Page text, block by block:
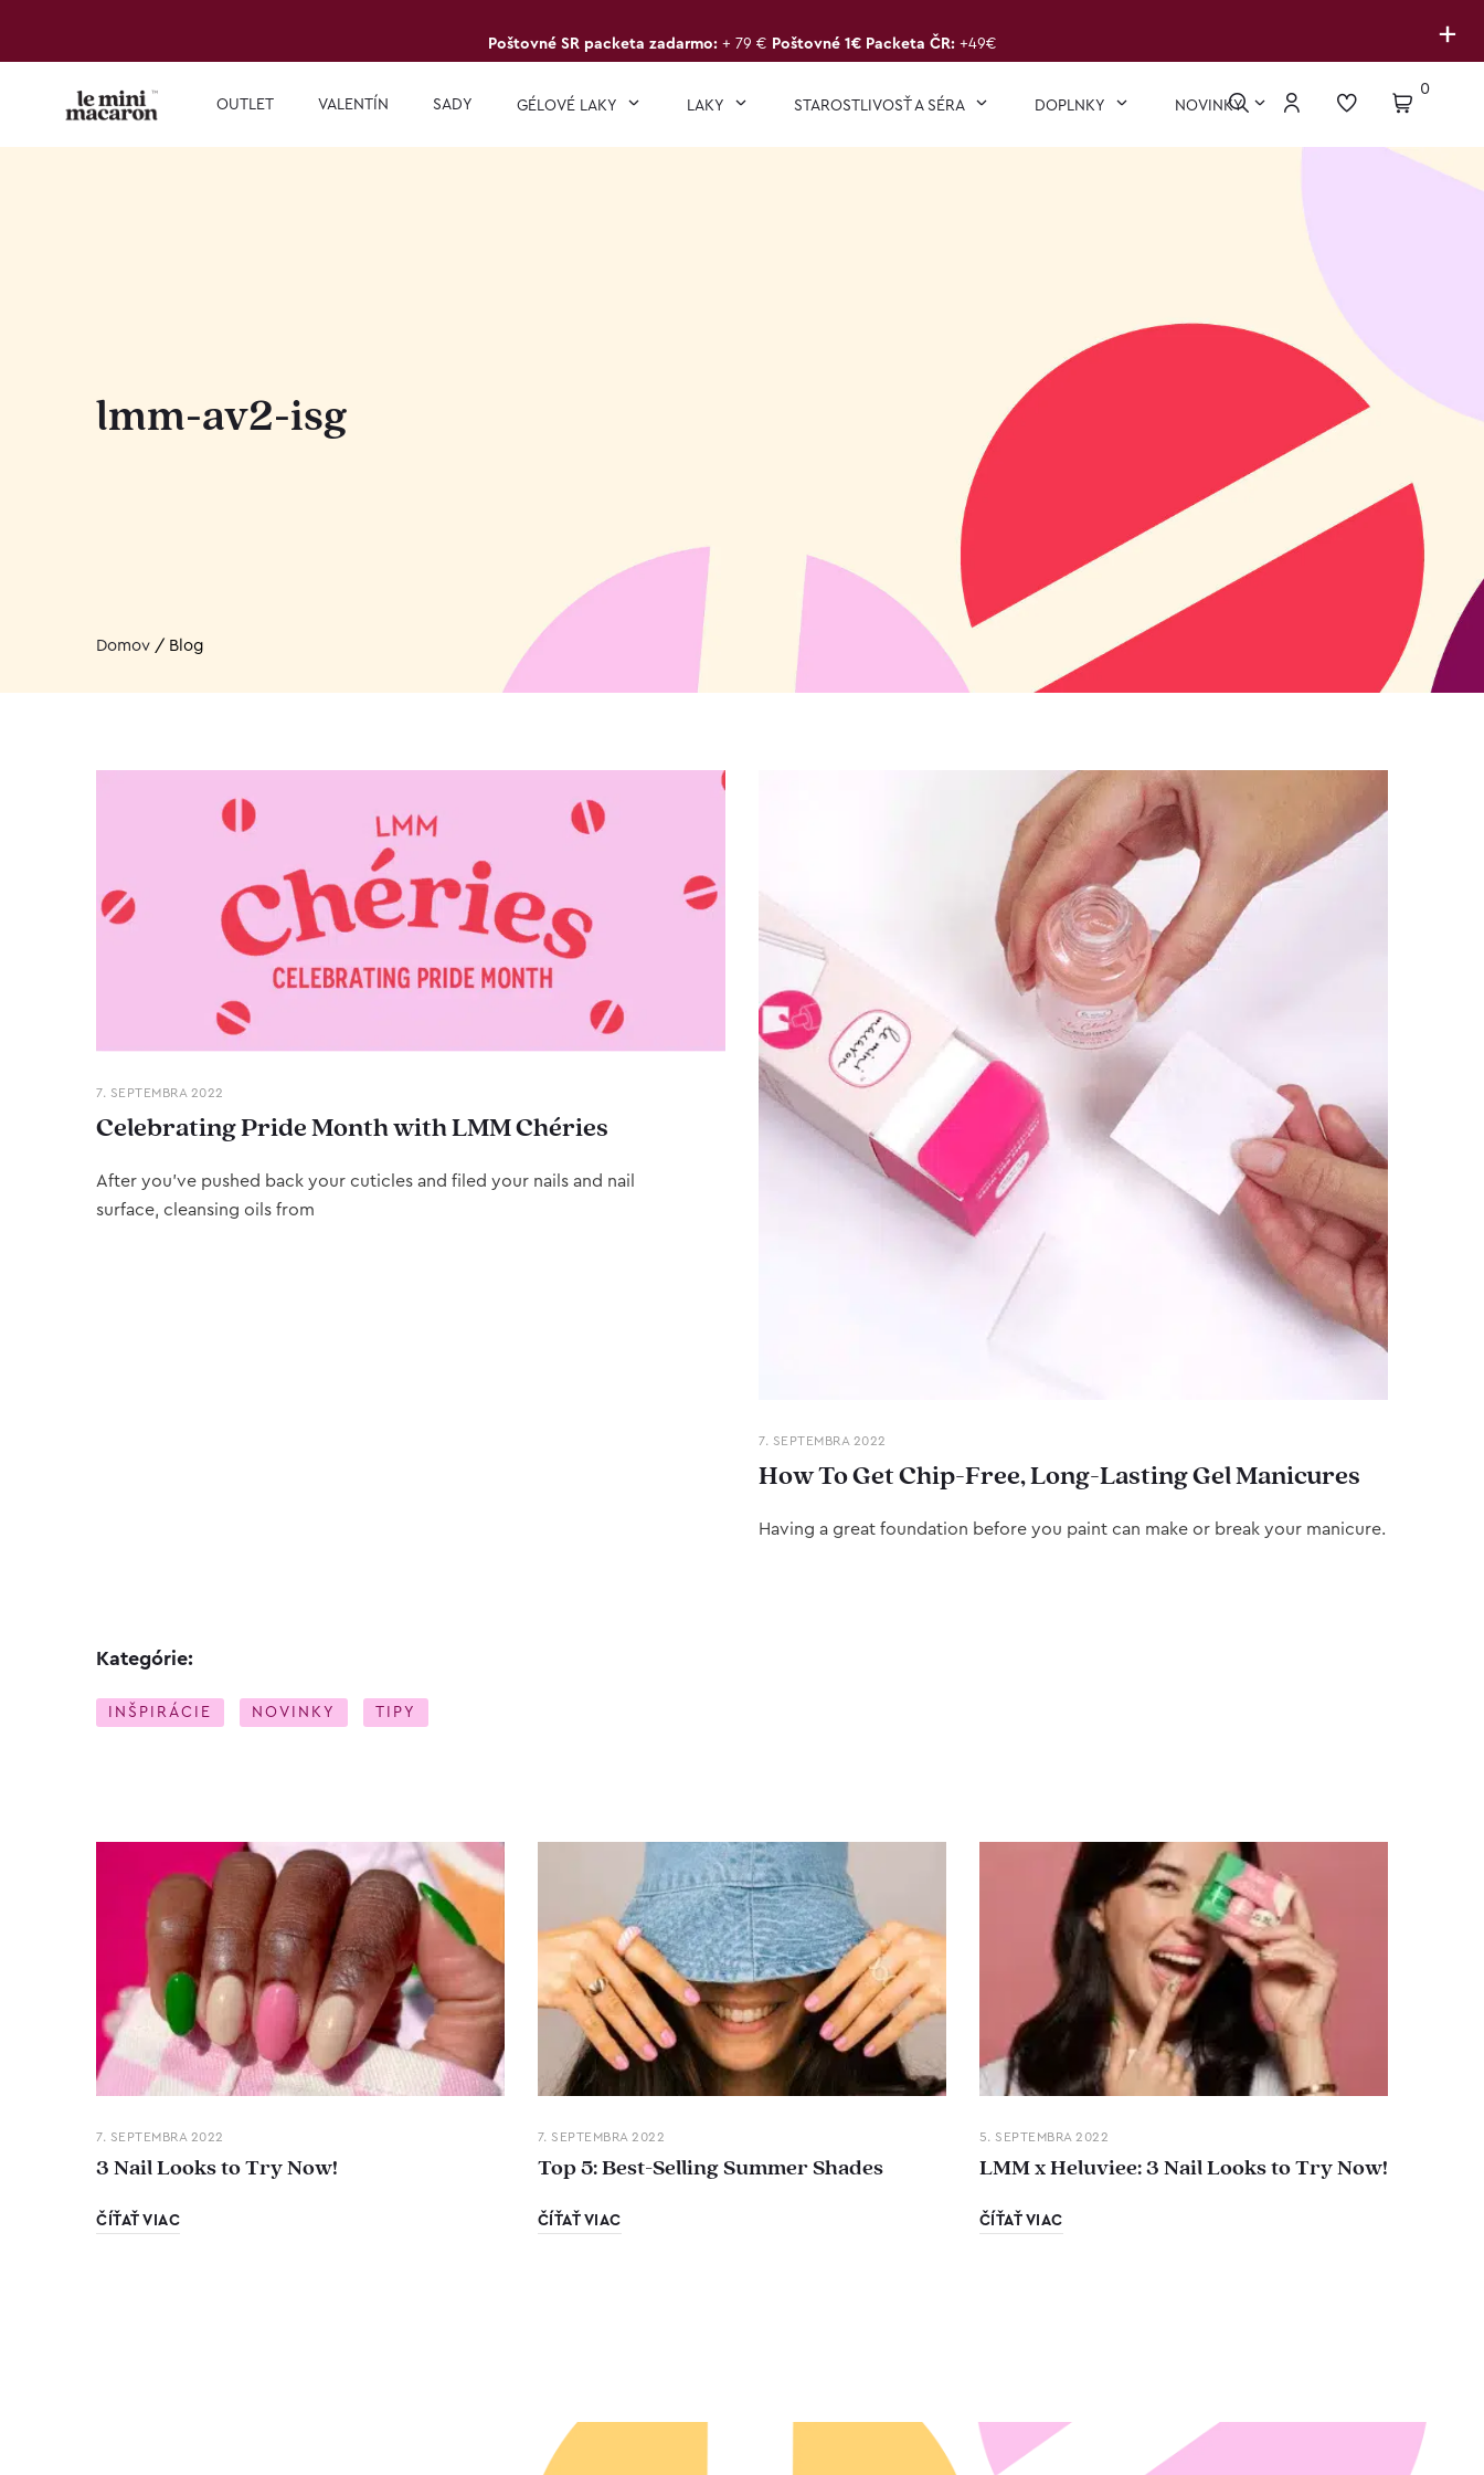
+
Poštovné SR packeta zadarmo: + 79 € Poštovné 1€ Packeta ČR: +49€
OUTLET VALENTÍN SADY GÉLOVÉ LAKY LAKY STAROSTLIVOSŤ A SÉRA DOPLNKY NOVINKY
0
lmm-av2-isg
Domov / Blog
7. SEPTEMBRA 2022
Celebrating Pride Month with LMM Chéries
After you’ve pushed back your cuticles and filed your nails and nail
surface, cleansing oils from
7. SEPTEMBRA 2022
How To Get Chip-Free, Long-Lasting Gel Manicures
Having a great foundation before you paint can make or break your manicure.
Kategórie:
INŠPIRÁCIE NOVINKY TIPY
7. SEPTEMBRA 2022
3 Nail Looks to Try Now!
ČÍŤAŤ VIAC
7. SEPTEMBRA 2022
Top 5: Best-Selling Summer Shades
ČÍŤAŤ VIAC
5. SEPTEMBRA 2022
LMM x Heluviee: 3 Nail Looks to Try Now!
ČÍŤAŤ VIAC